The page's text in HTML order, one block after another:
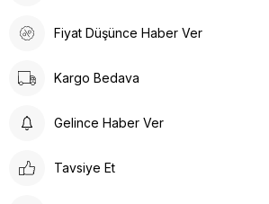
Fiyat Düşünce Haber Ver
Kargo Bedava
Gelince Haber Ver
Tavsiye Et